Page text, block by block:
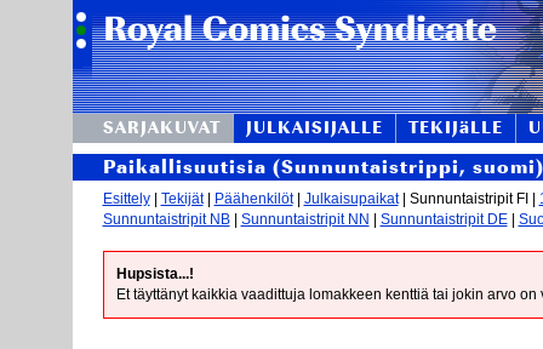
SARJAKUVAT JULKAISIJALLE TEKIJäLLE
Paikallisuutisia (Sunnuntaistrippi, suomi)
Esittely| Tekijät| Päähenkilöt| Julkaisupaikat| Sunnuntaistripit FI |
Sunnuntaistripit NB| Sunnuntaistripit NN Sunnuntaistripit DE|
Hupsista...!
Et täyttänyt kaikkia vaadittuja lomakkeen kenttiä tai jokin arvo on